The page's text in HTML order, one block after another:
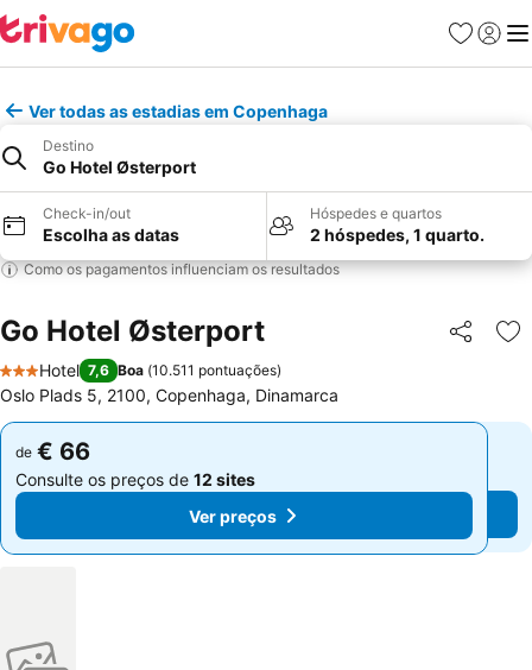
Favoritos
Iniciar
Ver todas as estadias em Copenhaga
Destino
Go Hotel Østerport
Check-in/out
Escolha as datas
Hóspedes e quartos
2 hóspedes, 1 quarto.
Como os pagamentos influenciam os resultados
Go Hotel Østerport Partilhar
3 Estrelas
Hotel 7,6 Boa (10.511 pontuações)
Oslo Plads 5, 2100, Copenhaga, Dinamarca
de € 66
Consulte os preços de 12 sites
Ver preços
de € 66
Consulte os preços de 12 sites
Ver preços